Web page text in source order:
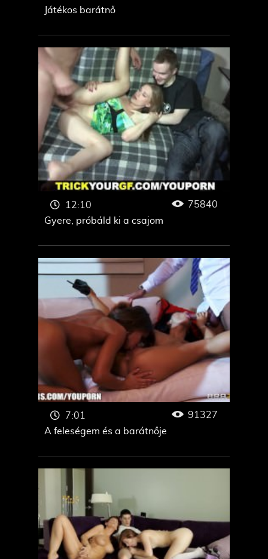
Játékos barátnő
Gyere, próbáld ki a csajom
12:10 75840
A feleségem és a barátnője
7:01 91327